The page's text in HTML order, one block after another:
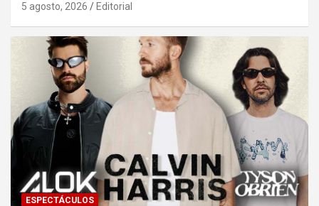
5 agosto, 2026 Editorial
ESPECTÁCULOS